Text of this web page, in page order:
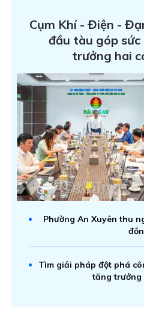
Cụm Khí - Điện -
đầu tàu góp
trưởng hai
Phường An Xuyên thu
Tìm giải pháp đột phá
tăng trưởng